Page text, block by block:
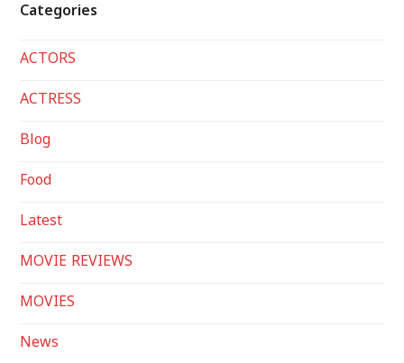
Categories
ACTORS
ACTRESS
Blog
Food
Latest
MOVIE REVIEWS
MOVIES
News